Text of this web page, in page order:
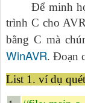
Để minh
trình C cho
bằng C mà
WinAVR. Đoạn
List 1. ví dụ